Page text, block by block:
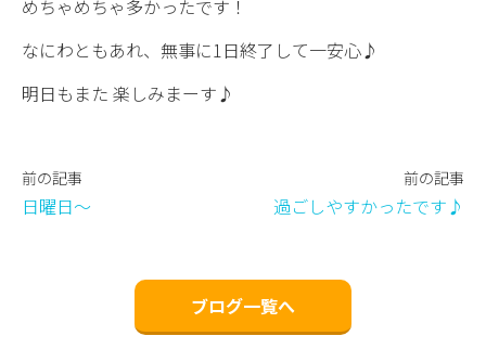
めちゃめちゃ多かったです！
なにわともあれ、無事に1日終了して一安心♪
明日もまた 楽しみまーす♪
前の記事
日曜日〜
前の記事
過ごしやすかったです♪
ブログ一覧へ